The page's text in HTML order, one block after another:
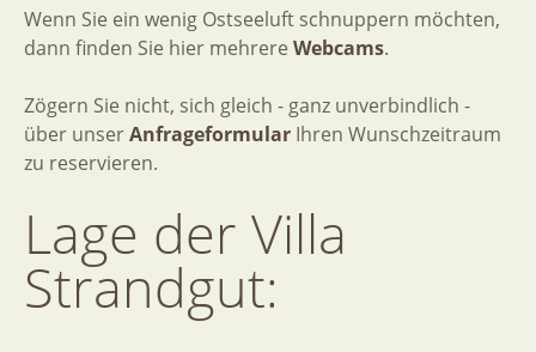
Wenn Sie ein wenig Ostseeluft schnuppern möchten,
dann finden Sie hier mehrere Webcams.
Zögern Sie nicht, sich gleich - ganz unverbindlich -
über unserAnfrageformular Ihren Wunschzeitraum
zu reservieren.
Lage der Villa
Strandgut: